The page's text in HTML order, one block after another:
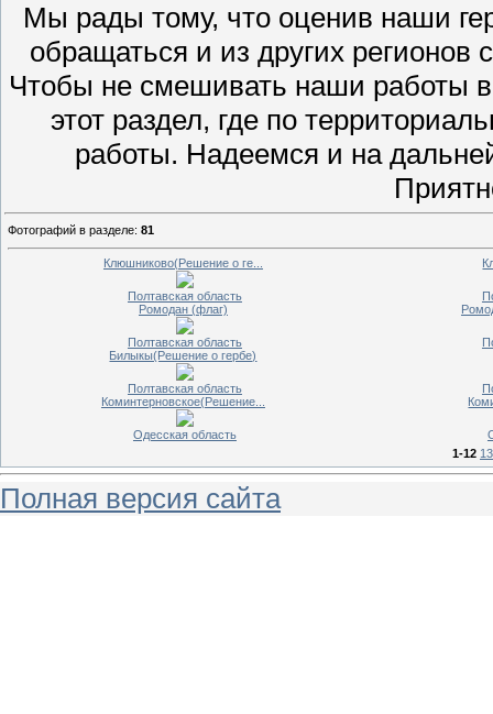
Мы рады тому, что оценив наши
обращаться и из других
Чтобы не смешивать наши работы
этот раздел, где по
работы. Надеемся и на
Фотографий в разделе: 81
Клюшниково(Решение о ге...
Полтавская область
Ромодан (флаг)
Полтавская область
Билыкы(Решение о гербе)
Полтавская область
Коминтерновское(Решение...
Одесская область
1-12
Полная версия сайта